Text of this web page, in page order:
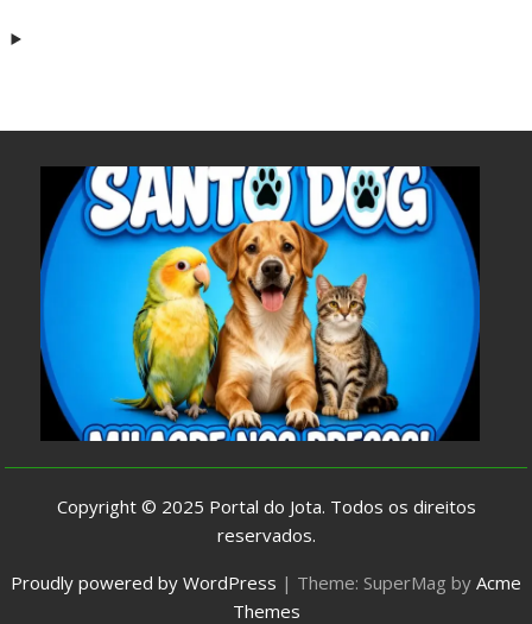
Copyright © 2025 Portal do Jota. Todos os direitos
reservados.
Proudly powered by WordPress | Theme: SuperMag by Acme
Themes